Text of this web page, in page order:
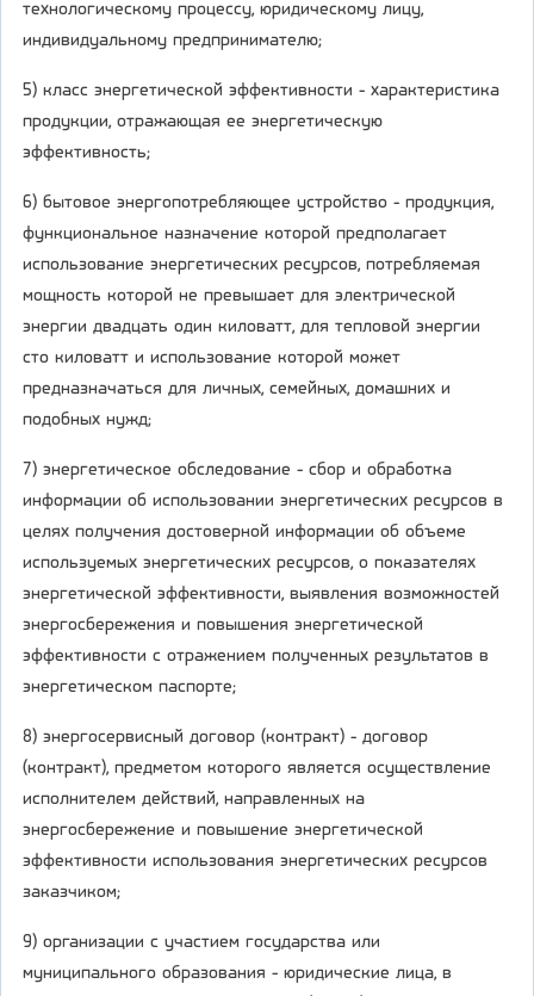
технологическому процессу, юридическому лицу,
индивидуальному предпринимателю;
5) класс энергетической эффективности - характеристика
продукции, отражающая ее энергетическую
эффективность;
6) бытовое энергопотребляющее устройство - продукция,
функциональное назначение которой предполагает
использование энергетических ресурсов, потребляемая
мощность которой не превышает для электрической
энергии двадцать один киловатт, для тепловой энергии
сто киловатт и использование которой может
предназначаться для личных, семейных, домашних и
подобных нужд;
7) энергетическое обследование - сбор и обработка
информации об использовании энергетических ресурсов в
целях получения достоверной информации об объеме
используемых энергетических ресурсов, о показателях
энергетической эффективности, выявления возможностей
энергосбережения и повышения энергетической
эффективности с отражением полученных результатов в
энергетическом паспорте;
8) энергосервисный договор (контракт) - договор
(контракт), предметом которого является осуществление
исполнителем действий, направленных на
энергосбережение и повышение энергетической
эффективности использования энергетических ресурсов
заказчиком;
9) организации с участием государства или
муниципального образования - юридические лица, в